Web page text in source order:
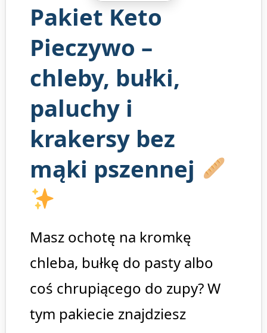
Pakiet Keto
Pieczywo –
chleby, bułki,
paluchy i
krakersy bez
mąki pszennej
Masz ochotę na kromkę
chleba, bułkę do pasty albo
coś chrupiącego do zupy? W
tym pakiecie znajdziesz